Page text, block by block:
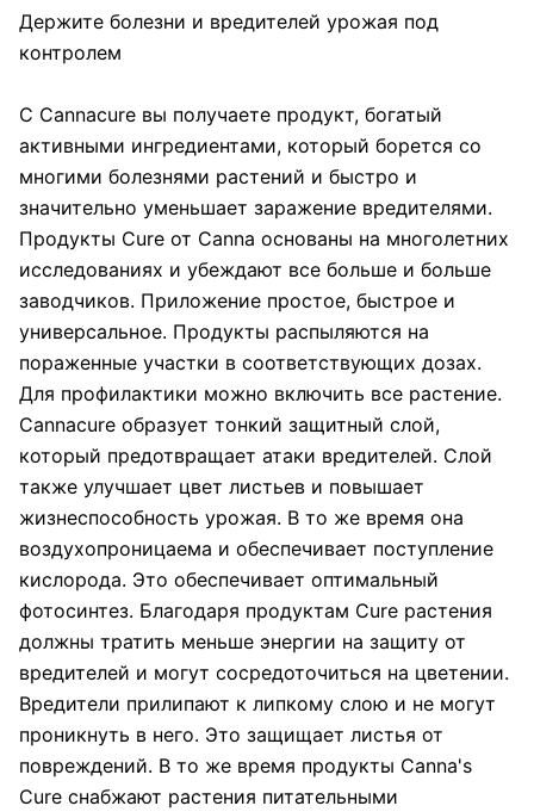
Держите болезни и вредителей урожая под
контролем
С Cannacure вы получаете продукт, богатый
активными ингредиентами, который борется со
многими болезнями растений и быстро и
значительно уменьшает заражение вредителями.
Продукты Cure от Canna основаны на многолетних
исследованиях и убеждают все больше и больше
заводчиков. Приложение простое, быстрое и
универсальное. Продукты распыляются на
пораженные участки в соответствующих дозах.
Для профилактики можно включить все растение.
Cannacure образует тонкий защитный слой,
который предотвращает атаки вредителей. Слой
также улучшает цвет листьев и повышает
жизнеспособность урожая. В то же время она
воздухопроницаема и обеспечивает поступление
кислорода. Это обеспечивает оптимальный
фотосинтез. Благодаря продуктам Cure растения
должны тратить меньше энергии на защиту от
вредителей и могут сосредоточиться на цветении.
Вредители прилипают к липкому слою и не могут
проникнуть в него. Это защищает листья от
повреждений. В то же время продукты Canna's
Cure снабжают растения питательными